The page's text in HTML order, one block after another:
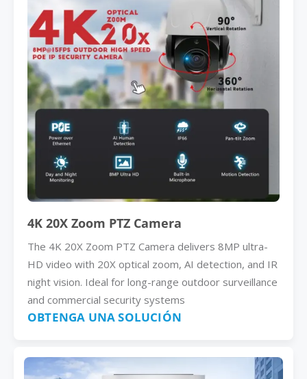
4K 20X Zoom PTZ Camera
The 4K 20X Zoom PTZ Camera delivers 8MP ultra-
HD video with 20X optical zoom, AI detection, and IR
night vision. Ideal for long-range outdoor surveillance
and commercial security systems
OBTENGA UNA SOLUCIÓN